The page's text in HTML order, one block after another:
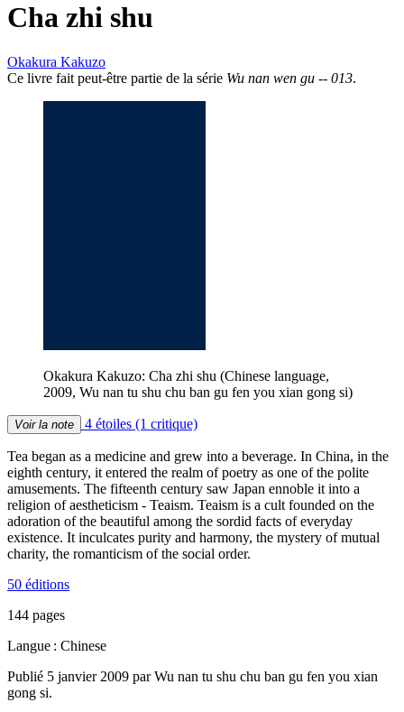
Cha zhi shu
Okakura Kakuzo
Ce livre fait peut-être partie de la série Wu nan wen gu -- 013.
Okakura Kakuzo: Cha zhi shu (Chinese language,
2009, Wu nan tu shu chu ban gu fen you xian gong si)
Voir la note 4 étoiles (1 critique)
Tea began as a medicine and grew into a beverage. In China, in the
eighth century, it entered the realm of poetry as one of the polite
amusements. The fifteenth century saw Japan ennoble it into a
religion of aestheticism - Teaism. Teaism is a cult founded on the
adoration of the beautiful among the sordid facts of everyday
existence. It inculcates purity and harmony, the mystery of mutual
charity, the romanticism of the social order.
50 éditions
144 pages
Langue : Chinese
Publié 5 janvier 2009 par Wu nan tu shu chu ban gu fen you xian
gong si.